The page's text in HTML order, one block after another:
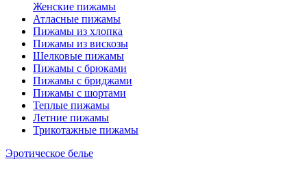
Женские пижамы
Атласные пижамы
Пижамы из хлопка
Пижамы из вискозы
Шелковые пижамы
Пижамы с брюками
Пижамы с бриджами
Пижамы с шортами
Теплые пижамы
Летние пижамы
Трикотажные пижамы
Эротическое белье